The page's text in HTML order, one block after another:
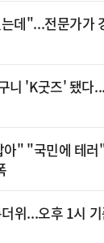
데"...전문가가
니 'K굿즈' 됐다
아" "국민에 테
위...오후 1시